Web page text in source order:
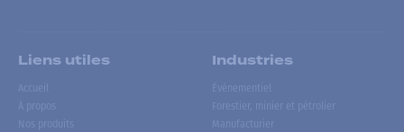
Liens utiles
Accueil
À propos
Nos produits
Industries
Événementiel
Forestier, minier et pétrolier
Manufacturier